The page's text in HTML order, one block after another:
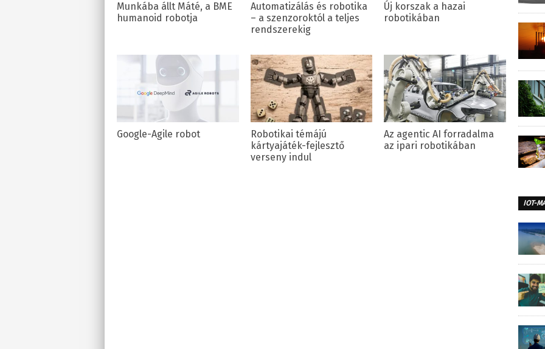
Munkába állt Máté, a BME
humanoid robotja
Automatizálás és robotika
– a szenzoroktól a teljes
rendszerekig
Új korszak a hazai
robotikában
Google-Agile robot
Robotikai témájú
kártyajáték-fejlesztő
verseny indul
Az agentic AI forradalma
az ipari robotikában
IOT-